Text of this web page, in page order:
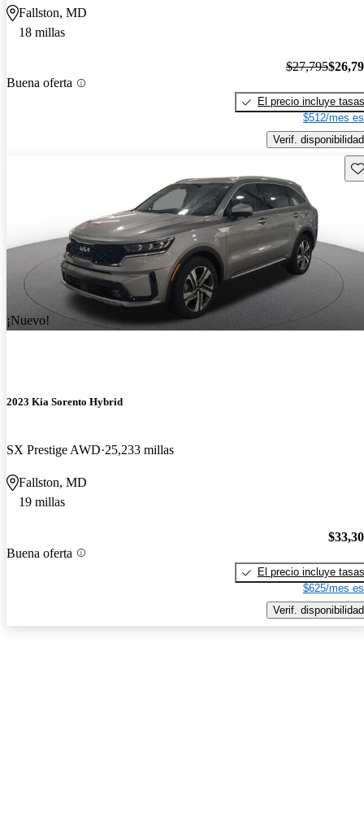
Fallston, MD
18 millas
Buena oferta
$27,795
El precio incluye tasas
$512/mes
Verif. disponibilidad
¡Nuevo!
2023 Kia Sorento Hybrid
SX Prestige AWD 25,233 millas
Fallston, MD
19 millas
Buena oferta
El precio incluye tasas
$625/mes
Verif. disponibilidad